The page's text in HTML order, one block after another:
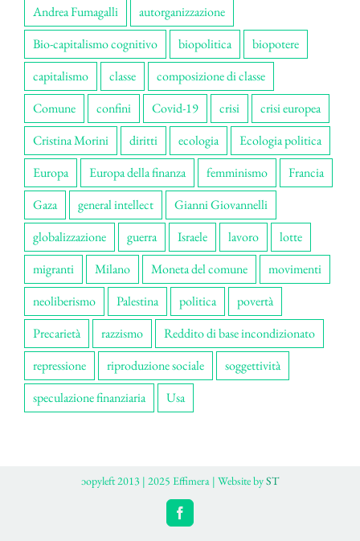
Andrea Fumagalli
autorganizzazione
Bio-capitalismo cognitivo
biopolitica
biopotere
capitalismo
classe
composizione di classe
Comune
confini Covid-19 crisi
crisi europea
Cristina Morini
diritti ecologia
Ecologia politica
Europa
Europa della finanza femminismo
Francia
Gaza
general intellect
Gianni Giovannelli
globalizzazione
guerra Israele lavoro
lotte
migranti
Milano Moneta del comune
movimenti
neoliberismo
Palestina politica
povertà
Precarietà
razzismo
Reddito di base incondizionato
repressione
riproduzione sociale
soggettività
speculazione finanziaria
Usa
ɔopyleft 2013 | 2025 Effimera | Website byST
Facebook